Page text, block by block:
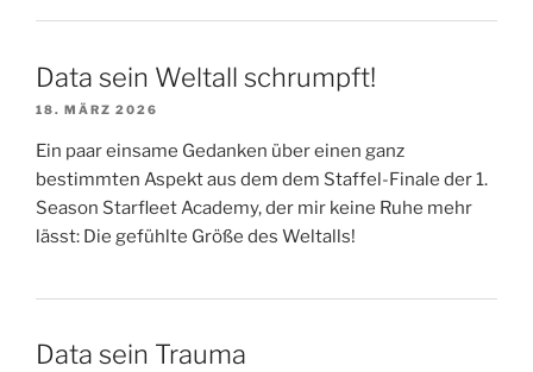
Data sein Weltall schrumpft!
18. MÄRZ 2026
Ein paar einsame Gedanken über einen ganz
bestimmten Aspekt aus dem dem Staffel-Finale der 1.
Season Starfleet Academy, der mir keine Ruhe mehr
lässt: Die gefühlte Größe des Weltalls!
Data sein Trauma